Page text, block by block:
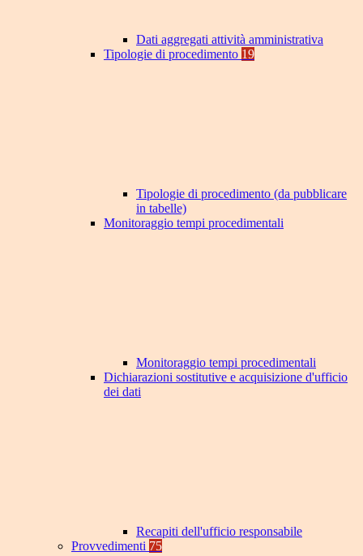
Dati aggregati attività amministrativa
Tipologie di procedimento 19
Tipologie di procedimento (da pubblicare
in tabelle)
Monitoraggio tempi procedimentali
Monitoraggio tempi procedimentali
Dichiarazioni sostitutive e acquisizione d'ufficio
dei dati
Recapiti dell'ufficio responsabile
Provvedimenti 75